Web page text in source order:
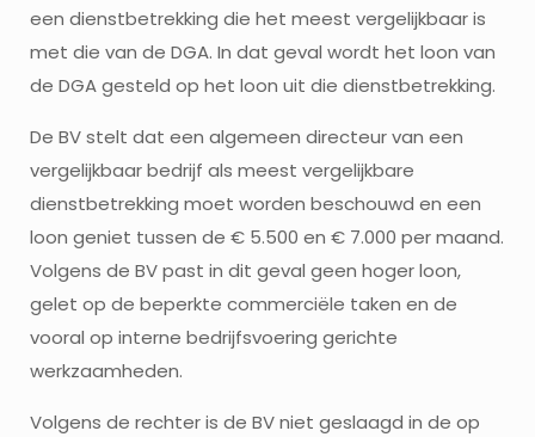
een dienstbetrekking die het meest vergelijkbaar is
met die van de DGA. In dat geval wordt het loon van
de DGA gesteld op het loon uit die dienstbetrekking.
De BV stelt dat een algemeen directeur van een
vergelijkbaar bedrijf als meest vergelijkbare
dienstbetrekking moet worden beschouwd en een
loon geniet tussen de € 5.500 en € 7.000 per maand.
Volgens de BV past in dit geval geen hoger loon,
gelet op de beperkte commerciële taken en de
vooral op interne bedrijfsvoering gerichte
werkzaamheden.
Volgens de rechter is de BV niet geslaagd in de op